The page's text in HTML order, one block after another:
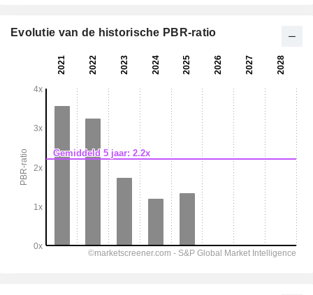
Evolutie van de historische PBR-ratio